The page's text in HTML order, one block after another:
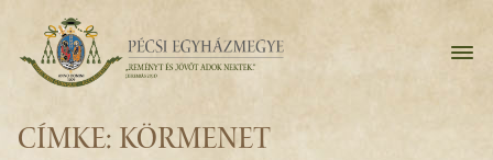
CÍMKE: KÖRMENET